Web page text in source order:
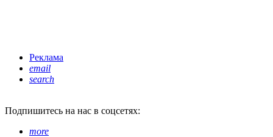
Реклама
email
search
Подпишитесь на нас в соцсетях:
more